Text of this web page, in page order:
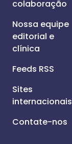
colaboração
Nossa equipe
editorial e
clínica
Feeds RSS
Sites
internacionais
Contate-nos